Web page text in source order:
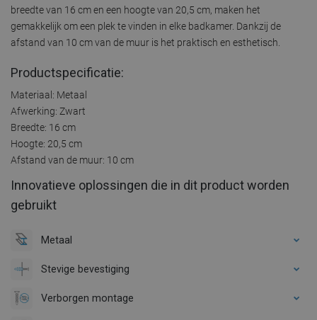
breedte van 16 cm en een hoogte van 20,5 cm, maken het
gemakkelijk om een plek te vinden in elke badkamer. Dankzij de
afstand van 10 cm van de muur is het praktisch en esthetisch.
Productspecificatie:
Materiaal: Metaal
Afwerking: Zwart
Breedte: 16 cm
Hoogte: 20,5 cm
Afstand van de muur: 10 cm
Innovatieve oplossingen die in dit product worden
gebruikt
Metaal
Stevige bevestiging
Verborgen montage